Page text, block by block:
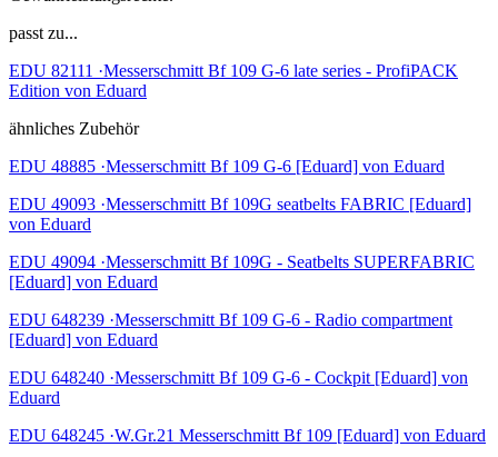
passt zu...
EDU 82111 ·Messerschmitt Bf 109 G-6 late series - ProfiPACK
Edition von Eduard
ähnliches Zubehör
EDU 48885 ·Messerschmitt Bf 109 G-6 [Eduard] von Eduard
EDU 49093 ·Messerschmitt Bf 109G seatbelts FABRIC [Eduard]
von Eduard
EDU 49094 ·Messerschmitt Bf 109G - Seatbelts SUPERFABRIC
[Eduard] von Eduard
EDU 648239 ·Messerschmitt Bf 109 G-6 - Radio compartment
[Eduard] von Eduard
EDU 648240 ·Messerschmitt Bf 109 G-6 - Cockpit [Eduard] von
Eduard
EDU 648245 ·W.Gr.21 Messerschmitt Bf 109 [Eduard] von Eduard